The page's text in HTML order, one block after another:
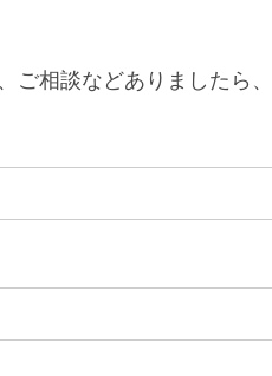
ご相談などありましたら